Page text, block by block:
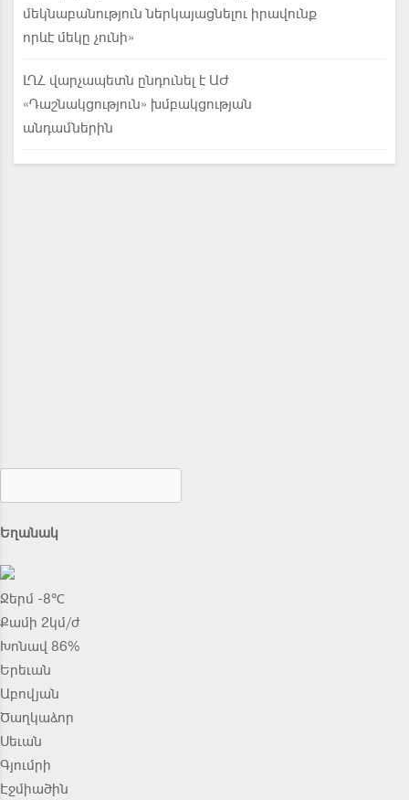
մեկնաբանություն ներկայացնելու իրավունք
որևէ մեկը չունի»
ԼՂՀ վարչապետն ընդունել է ԱԺ
«Դաշնակցություն» խմբակցության
անդամներին
Եղանակ
Ջերմ -8℃
Քամի 2կմ/ժ
Խոնավ 86%
Երեւան
Աբովյան
Ծաղկաձոր
Սեւան
Գյումրի
Էջմիածին